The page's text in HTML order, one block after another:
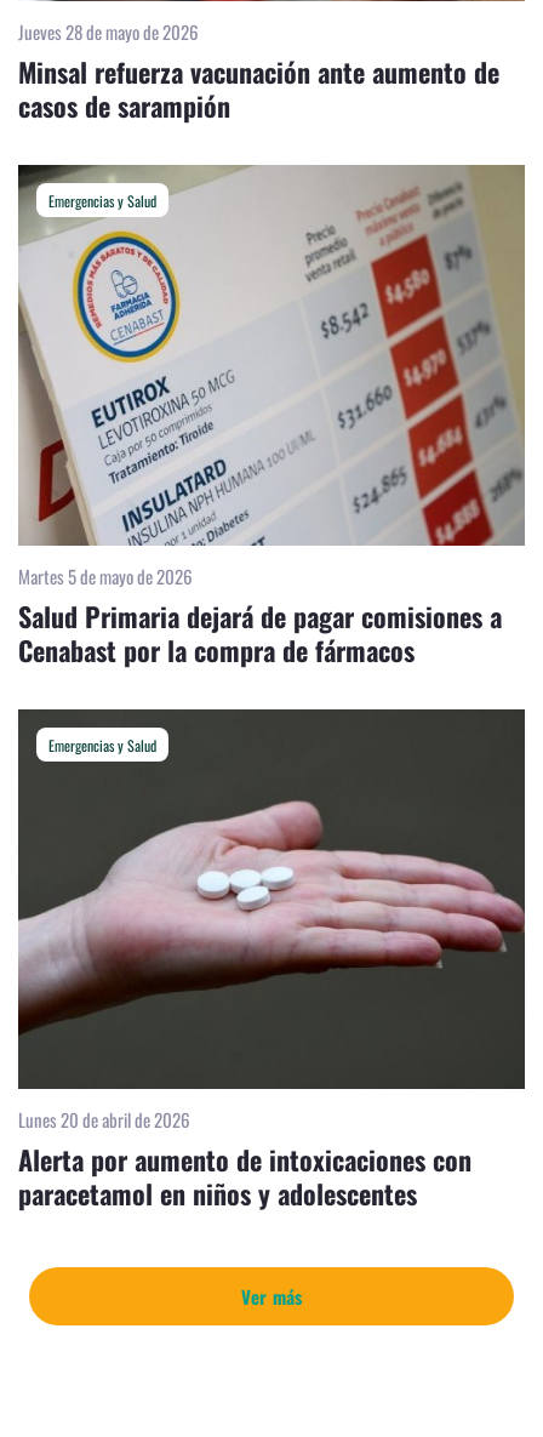
Ver más
Jueves 28 de mayo de 2026
Minsal refuerza vacunación ante aumento de
casos de sarampión
Emergencias y Salud
Martes 5 de mayo de 2026
Salud Primaria dejará de pagar comisiones a
Cenabast por la compra de fármacos
Emergencias y Salud
Lunes 20 de abril de 2026
Alerta por aumento de intoxicaciones con
paracetamol en niños y adolescentes